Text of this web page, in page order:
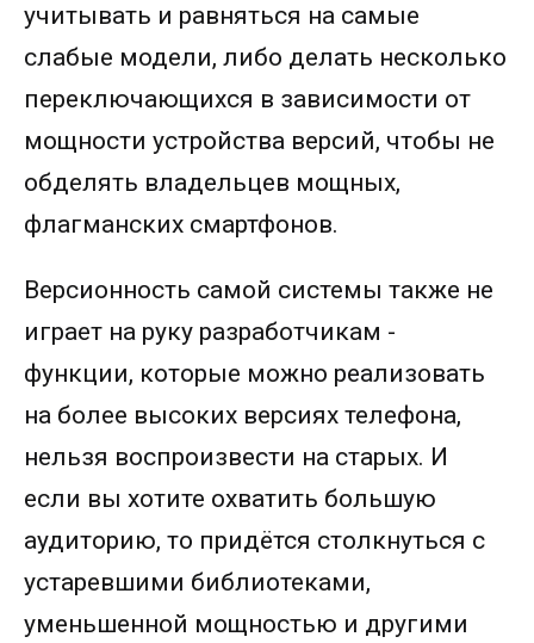
учитывать и равняться на самые
слабые модели, либо делать несколько
переключающихся в зависимости от
мощности устройства версий, чтобы не
обделять владельцев мощных,
флагманских смартфонов.
Версионность самой системы также не
играет на руку разработчикам -
функции, которые можно реализовать
на более высоких версиях телефона,
нельзя воспроизвести на старых. И
если вы хотите охватить большую
аудиторию, то придётся столкнуться с
устаревшими библиотеками,
уменьшенной мощностью и другими